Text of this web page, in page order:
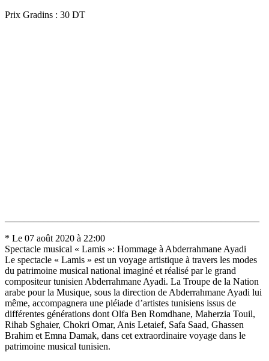
Prix Gradins : 30 DT
* Le 07 août 2020 à 22:00
Spectacle musical « Lamis »: Hommage à Abderrahmane Ayadi
Le spectacle « Lamis » est un voyage artistique à travers les modes
du patrimoine musical national imaginé et réalisé par le grand
compositeur tunisien Abderrahmane Ayadi. La Troupe de la Nation
arabe pour la Musique, sous la direction de Abderrahmane Ayadi lui
même, accompagnera une pléiade d’artistes tunisiens issus de
différentes générations dont Olfa Ben Romdhane, Maherzia Touil,
Rihab Sghaier, Chokri Omar, Anis Letaief, Safa Saad, Ghassen
Brahim et Emna Damak, dans cet extraordinaire voyage dans le
patrimoine musical tunisien.